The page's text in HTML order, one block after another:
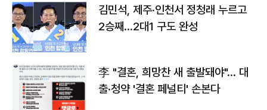
김민석, 제주·인천서 정청래 누르고
2승째…2대1 구도 완성
李 "결혼, 희망찬 새 출발돼야"… 대
출·청약 '결혼 페널티' 손본다